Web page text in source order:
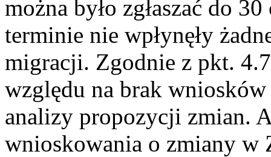
można było zgłaszać do
terminie nie wpłynęły
migracji. Zgodnie z pkt.
względu na brak
analizy propozycji zmian.
wnioskowania o zmiany w